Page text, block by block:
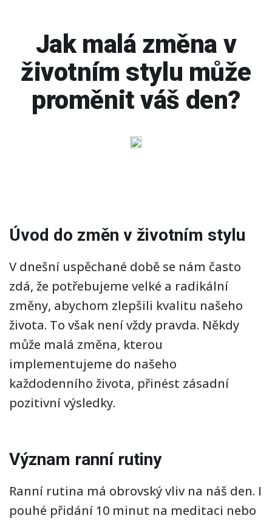
Jak malá změna v
životním stylu může
proměnit váš den?
Úvod do změn v životním stylu
V dnešní uspěchané době se nám často
zdá, že potřebujeme velké a radikální
změny, abychom zlepšili kvalitu našeho
života. To však není vždy pravda. Někdy
může malá změna, kterou
implementujeme do našeho
každodenního života, přinést zásadní
pozitivní výsledky.
Význam ranní rutiny
Ranní rutina má obrovský vliv na náš den. I
pouhé přidání 10 minut na meditaci nebo